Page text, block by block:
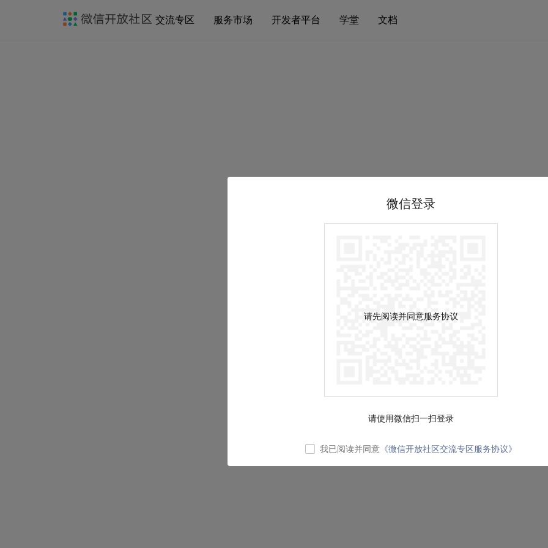
交流专区 服务市场 开发者平台 学堂 文档
微信登录
请先阅读并同意服务协议
请使用微信扫一扫登录
我已阅读并同意 《微信开放社区交流专区服务协议》